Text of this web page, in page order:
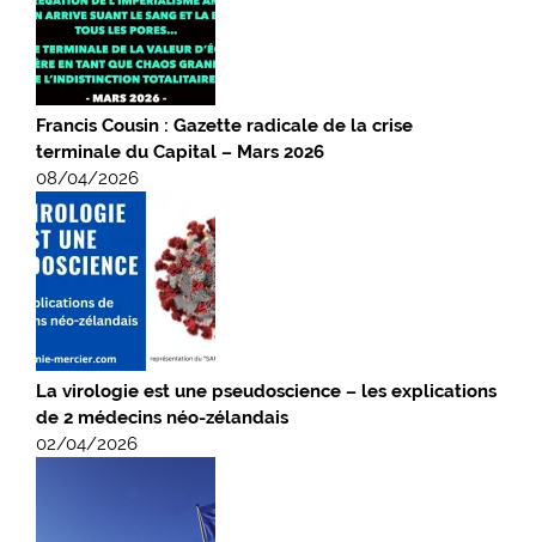
Francis Cousin : Gazette radicale de la crise
terminale du Capital – Mars 2026
08/04/2026
La virologie est une pseudoscience – les explications
de 2 médecins néo-zélandais
02/04/2026